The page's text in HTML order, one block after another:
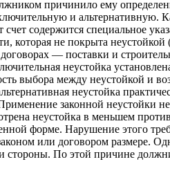
причинило ему
и альтернативную.
содержится специ­альное
которая не покрыта
— поставки и
неустойка
выбора между неустойкой и
неустойка
законной неустойки
неустойка в меньшем
форме. Нарушение этого
или договором размере.
стороны. По этой причине